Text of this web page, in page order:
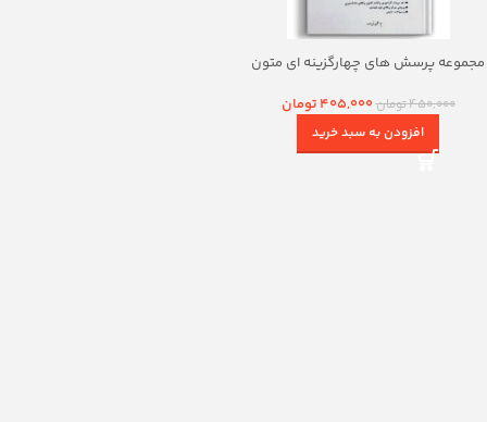
مجموعه پرسش های چهارگزینه ای متون
450,000تومان405,000تومان
افزودن به سبد خرید